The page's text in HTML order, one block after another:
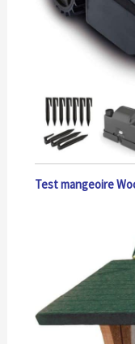
Test mangeoire